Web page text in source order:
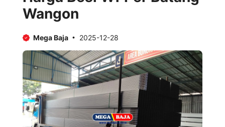
Wangon
Mega Baja 2025-12-28